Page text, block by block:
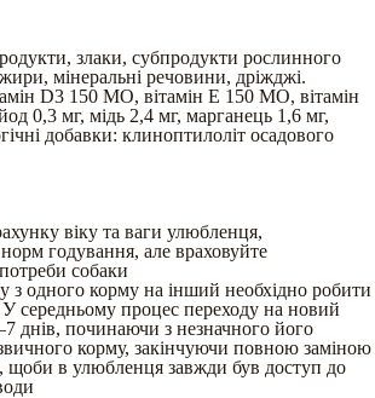
злаки, субпродукти рослинного
мінеральні речовини, дріжджі.
D3 150 MО, вітамін Е 150 МО, вітамін
0,3 мг, мідь 2,4 мг, марганець 1,6 мг,
добавки: клиноптилоліт осадового
віку та ваги улюбленця,
годування, але враховуйте
собаки
з одного корму на інший необхідно робити
середньому процес переходу на новий
днів, починаючи з незначного його
корму, закінчуючи повною заміною
щоби в улюбленця завжди був доступ до